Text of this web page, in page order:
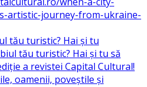
tău turistic? Hai și tu